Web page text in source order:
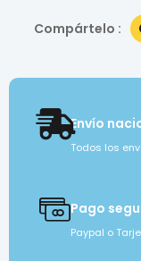
Compártelo :
Envío
Todos los
Pago
Paypal o